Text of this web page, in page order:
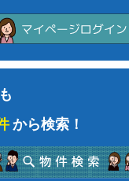
から検索！